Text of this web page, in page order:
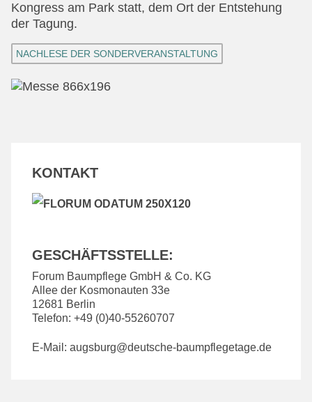
Kongress am Park statt, dem Ort der Entstehung
der Tagung.
NACHLESE DER SONDERVERANSTALTUNG
KONTAKT
GESCHÄFTSSTELLE:
Forum Baumpflege GmbH & Co. KG
Allee der Kosmonauten 33e
12681 Berlin
Telefon: +49 (0)40-55260707
E-Mail: augsburg@deutsche-baumpflegetage.de